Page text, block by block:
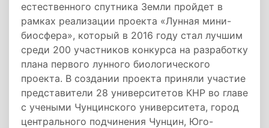
естественного спутника Земли пройдет в
рамках реализации проекта «Лунная мини-
биосфера», который в 2016 году стал лучшим
среди 200 участников конкурса на разработку
плана первого лунного биологического
проекта. В создании проекта приняли участие
представители 28 университетов КНР во главе
с учеными Чунцинского университета, город
центрального подчинения Чунцин, Юго-